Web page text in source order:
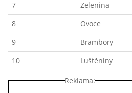
7
Zelenina
8
Ovoce
9
Brambory
10
Luštěniny
Reklama: